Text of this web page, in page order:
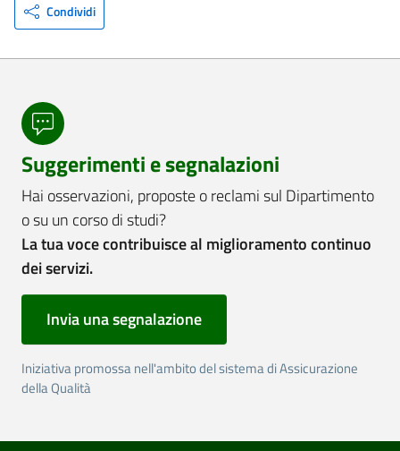
Condividi
Suggerimenti e segnalazioni
Hai osservazioni, proposte o reclami sul Dipartimento
o su un corso di studi?
La tua voce contribuisce al miglioramento continuo
dei servizi.
Invia una segnalazione
Iniziativa promossa nell'ambito del sistema di Assicurazione
della Qualità